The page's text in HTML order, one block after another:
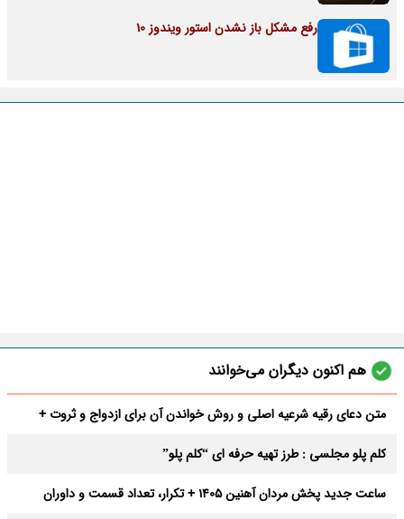
رفع مشکل باز نشدن استور ویندوز 10
هم اکنون دیگران می‌خوانند
متن دعای رقیه شرعیه اصلی و روش خواندن آن برای ازدواج و ثروت +
کلم پلو مجلسی : طرز تهیه حرفه ای “کلم پلو”
ساعت جدید پخش مردان آهنین 1405 + تکرار، تعداد قسمت و داوران